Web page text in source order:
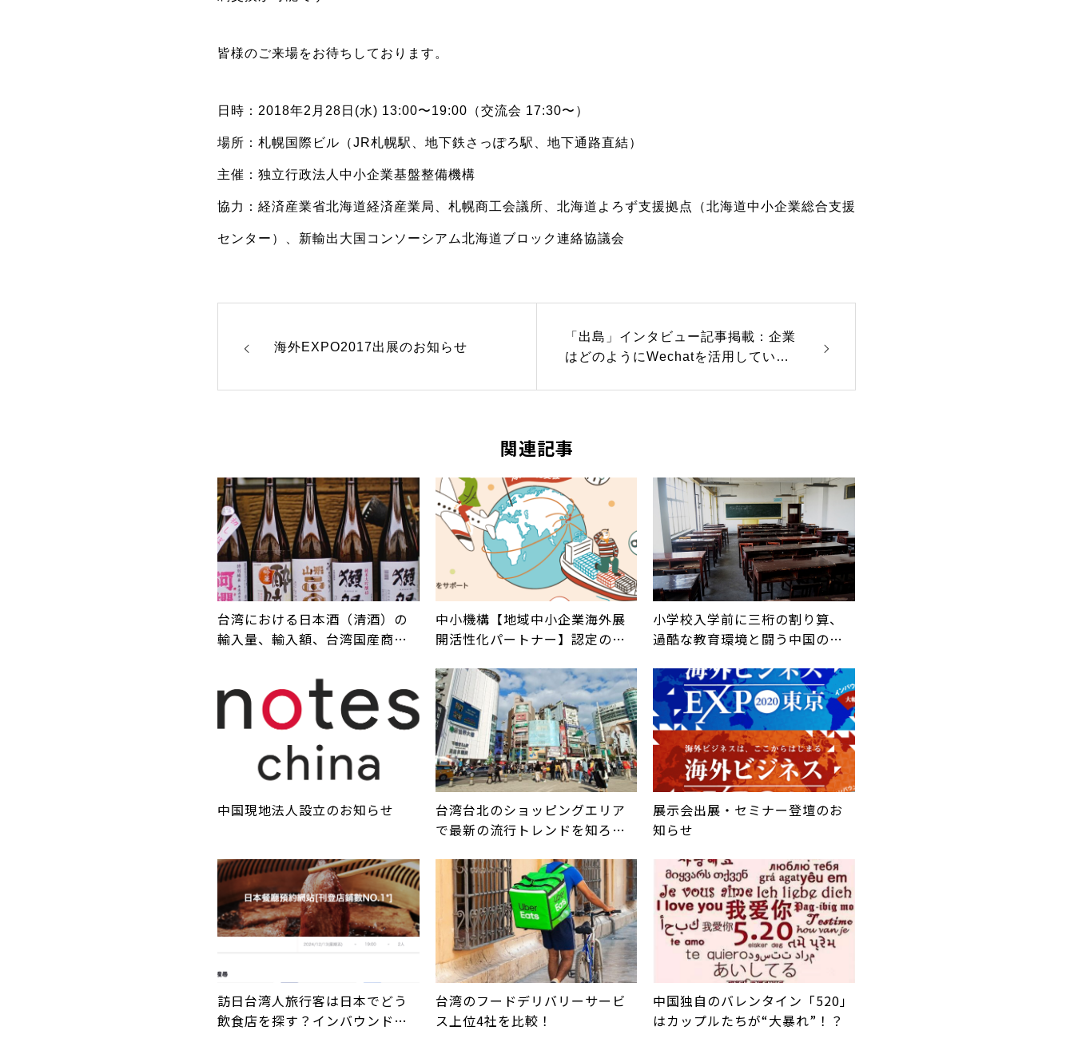
皆様のご来場をお待ちしております。
日時：2018年2月28日(水) 13:00〜19:00（交流会 17:30〜）
場所：札幌国際ビル（JR札幌駅、地下鉄さっぽろ駅、地下通路直結）
主催：独立行政法人中小企業基盤整備機構
協力：経済産業省北海道経済産業局、札幌商工会議所、北海道よろず支援拠点（北海道中小企業総合支援
センター）、新輸出大国コンソーシアム北海道ブロック連絡協議会
海外EXPO2017出展のお知らせ
「出島」インタビュー記事掲載：企業
はどのようにWechatを活用している
関連記事
台湾における日本酒（清酒）の
輸入量、輸入額、台湾国産商
中小機構【地域中小企業海外展
開活性化パートナー】認定のお
小学校入学前に三桁の割り算、
過酷な教育環境と闘う中国の子
中国現地法人設立のお知らせ
台湾台北のショッピングエリア
で最新の流行トレンドを知ろ
展示会出展・セミナー登壇のお
知らせ
訪日台湾人旅行客は日本でどう
飲食店を探す？インバウンドで
台湾のフードデリバリーサービ
ス上位4社を比較！
中国独自のバレンタイン「520」
はカップルたちが“大暴れ”！？